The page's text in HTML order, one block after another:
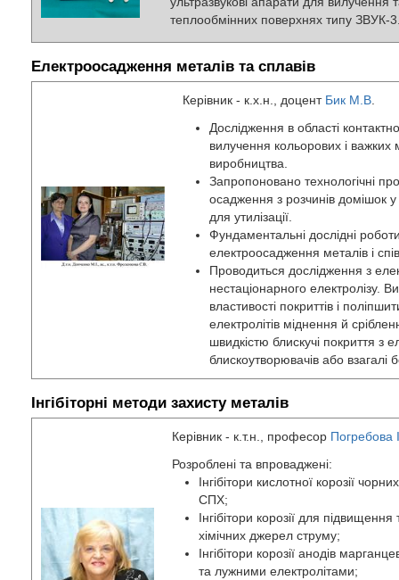
теплообмінних поверхнях типу ЗВУК-
Електроосадження металів та сплавів
Керівник - к.х.н., доцент Бик М.В
Дослідження в області
вилучення кольорових і важких
виробництва.
Запропоновано технологічні
осадження з розчинів домішок
для утилізації.
Фундаментальні дослідні
електроосадження металів і
Проводиться дослідження з
нестаціонарного електролізу.
властивості покриттів і
електролітів міднення й
швидкістю блискучі покриття з
блискоутворювачів або взагалі
Інгібіторні методи захисту металів
Керівник - к.т.н., професор Погребова
Розроблені та впроваджені:
Інгібітори кислотної корозії
СПХ;
Інгібітори корозії для
хімічних джерел струму;
Інгібітори корозії анодів
та лужними електролітами;